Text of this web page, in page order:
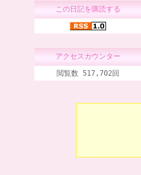
この日記を購読する
アクセスカウンター
閲覧数 517,702回